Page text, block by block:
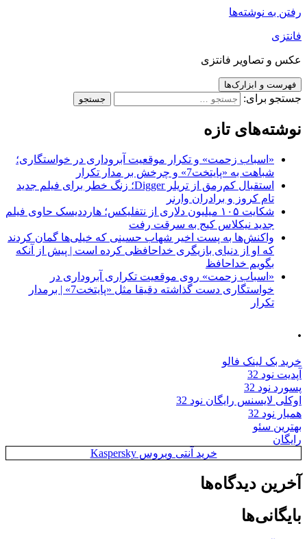
رفتن به نوشته‌ها
فانتزی
عکس و تصاویر فانتزی
فهرست و ابزارک‌ها
جستجو برای:
نوشته‌های تازه
«اسباب زحمت» و تکرار موقعیت آبروداری در خواستگاری؛
شباهت به «پایتخت7» و چرخش بر مدار تکرار
استقبال کم‌رمق از تریلر Digger؛ زنگ خطر برای فیلم جدید
تام کروز و برادران وارنر
شکایت ۱۰۵ میلیون دلاری از نتفلیکس؛ هارددیسک حاوی فیلم
جدید نیکلاس کیج به سرقت رفت
واکنش‌ها به پست اخیر شهاب حسینی که خیلی‌ها گمان کردند
که او از دنیای بازیگری خداحافظی کرده است | پیش از آنکه
بگویم خداحافظ
«اسباب زحمت» روی موقعیت تکراری آبروداری در
خواستگاری دست گذاشته دقیقا مثل «پایتخت7» | برمدار
تکرار
.
خرید بک لینک فالو
آپدیت نود 32
پسورد نود 32
اوکلی لایسنس رایگان نود 32
همیار نود 32
بهترین سئو
رایگان
خرید آنتی ویروس Kaspersky
آخرین دیدگاه‌ها
بایگانی‌ها